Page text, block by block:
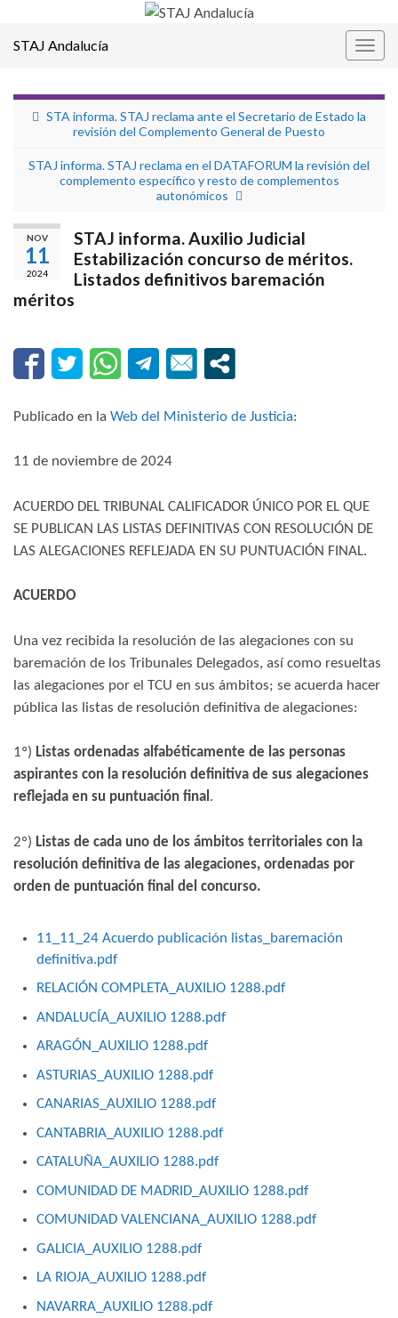
STAJ Andalucía
STA informa. STAJ reclama ante el Secretario de Estado la
revisión del Complemento General de Puesto
STAJ informa. STAJ reclama en el DATAFORUM la revisión del
complemento específico y resto de complementos
autonómicos
NOV
11
2024
STAJ informa. Auxilio Judicial
Estabilización concurso de méritos.
Listados definitivos baremación
méritos
Publicado en la Web del Ministerio de Justicia:
11 de noviembre de 2024
ACUERDO DEL TRIBUNAL CALIFICADOR ÚNICO POR EL QUE
SE PUBLICAN LAS LISTAS DEFINITIVAS CON RESOLUCIÓN DE
LAS ALEGACIONES REFLEJADA EN SU PUNTUACIÓN FINAL.
ACUERDO
Una vez recibida la resolución de las alegaciones con su
baremación de los Tribunales Delegados, así como resueltas
las alegaciones por el TCU en sus ámbitos; se acuerda hacer
pública las listas de resolución definitiva de alegaciones:
1º) Listas ordenadas alfabéticamente de las personas
aspirantes con la resolución definitiva de sus alegaciones
reflejada en su puntuación final.
2º) Listas de cada uno de los ámbitos territoriales con la
resolución definitiva de las alegaciones, ordenadas por
orden de puntuación final del concurso.
11_11_24 Acuerdo publicación listas_baremación
definitiva.pdf
RELACIÓN COMPLETA_AUXILIO 1288.pdf
ANDALUCÍA_AUXILIO 1288.pdf
ARAGÓN_AUXILIO 1288.pdf
ASTURIAS_AUXILIO 1288.pdf
CANARIAS_AUXILIO 1288.pdf
CANTABRIA_AUXILIO 1288.pdf
CATALUÑA_AUXILIO 1288.pdf
COMUNIDAD DE MADRID_AUXILIO 1288.pdf
COMUNIDAD VALENCIANA_AUXILIO 1288.pdf
GALICIA_AUXILIO 1288.pdf
LA RIOJA_AUXILIO 1288.pdf
NAVARRA_AUXILIO 1288.pdf